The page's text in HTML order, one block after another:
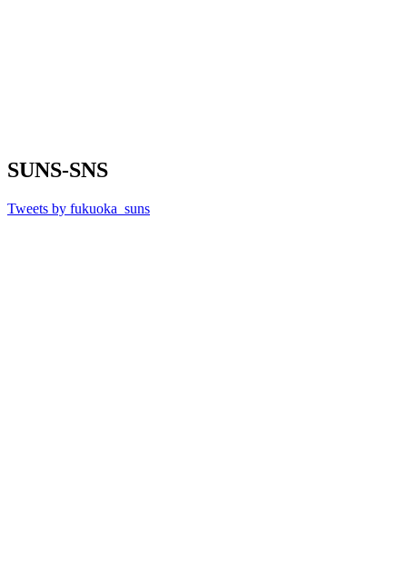
SUNS-SNS
Tweets by fukuoka_suns